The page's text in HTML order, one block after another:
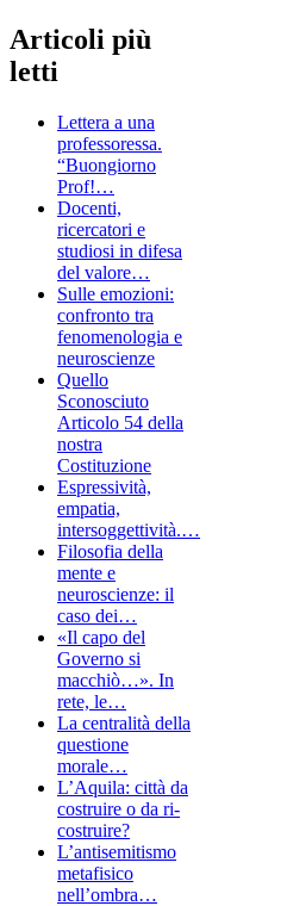
Articoli più
letti
Lettera a una
professoressa.
“Buongiorno
Prof!…
Docenti,
ricercatori e
studiosi in difesa
del valore…
Sulle emozioni:
confronto tra
fenomenologia e
neuroscienze
Quello
Sconosciuto
Articolo 54 della
nostra
Costituzione
Espressività,
empatia,
intersoggettività.…
Filosofia della
mente e
neuroscienze: il
caso dei…
«Il capo del
Governo si
macchiò…». In
rete, le…
La centralità della
questione
morale…
L’Aquila: città da
costruire o da ri-
costruire?
L’antisemitismo
metafisico
nell’ombra…